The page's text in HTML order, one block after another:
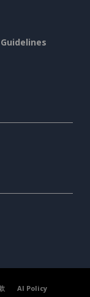
AI Policy